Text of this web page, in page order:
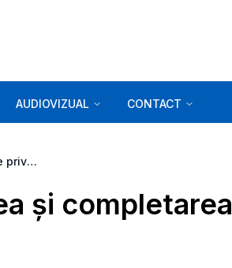
AUDIOVIZUAL CONTACT
Proiect decizie privind modificarea și completarea DECIZIEI C.N.A. nr. 220/2011
și completarea